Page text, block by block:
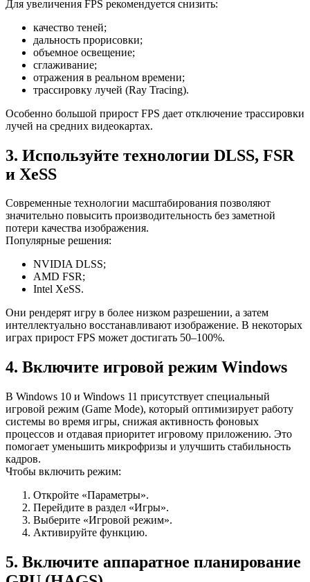
Для увеличения FPS рекомендуется снизить:
качество теней;
дальность прорисовки;
объемное освещение;
сглаживание;
отражения в реальном времени;
трассировку лучей (Ray Tracing).
Особенно большой прирост FPS дает отключение трассировки
лучей на средних видеокартах.
3. Используйте технологии DLSS, FSR
и XeSS
Современные технологии масштабирования позволяют
значительно повысить производительность без заметной
потери качества изображения.
Популярные решения:
NVIDIA DLSS;
AMD FSR;
Intel XeSS.
Они рендерят игру в более низком разрешении, а затем
интеллектуально восстанавливают изображение. В некоторых
играх прирост FPS может достигать 50–100%.
4. Включите игровой режим Windows
В Windows 10 и Windows 11 присутствует специальный
игровой режим (Game Mode), который оптимизирует работу
системы во время игры, снижая активность фоновых
процессов и отдавая приоритет игровому приложению. Это
помогает уменьшить микрофризы и улучшить стабильность
кадров.
Чтобы включить режим:
Откройте «Параметры».
Перейдите в раздел «Игры».
Выберите «Игровой режим».
Активируйте функцию.
5. Включите аппаратное планирование